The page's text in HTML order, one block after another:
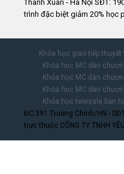
Thanh Xuân - Hà Nội SĐT:
trình đặc biệt giảm 20% học
Khóa học giao tiếp thuyết
Khóa học MC dẫn
Khóa học MC dẫn
Khóa học MC dẫn
Khóa học telesale bán
ĐC:391 Trường Chinh/HN -
trực thuộc CÔNG TY TNHH